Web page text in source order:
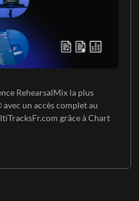
RehearsalMix la plus
un accès complet au
grâce à Chart